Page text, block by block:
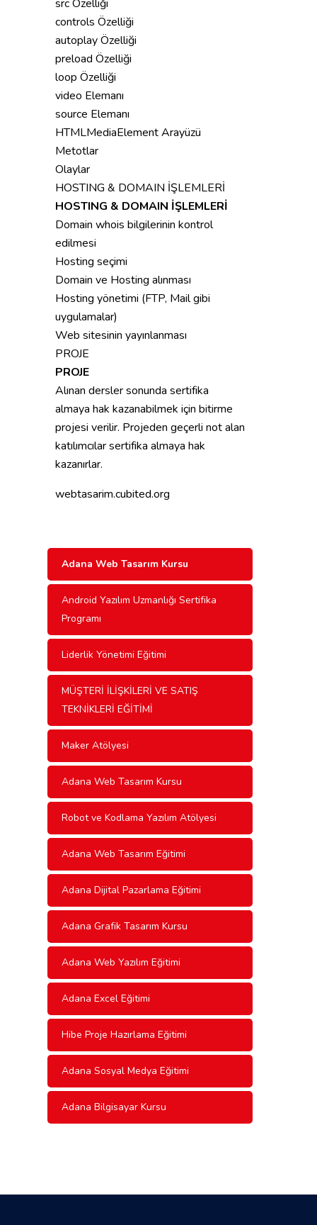
Adana Web Tasarım Kursu
Android Yazılım Uzmanlığı Sertifika
Programı
Liderlik Yönetimi Eğitimi
MÜŞTERİ İLİŞKİLERİ VE SATIŞ
TEKNİKLERİ EĞİTİMİ
Maker Atölyesi
Adana Web Tasarım Kursu
Robot ve Kodlama Yazılım Atölyesi
Adana Web Tasarım Eğitimi
Adana Dijital Pazarlama Eğitimi
Adana Grafik Tasarım Kursu
Adana Web Yazılım Eğitimi
Adana Excel Eğitimi
Hibe Proje Hazırlama Eğitimi
Adana Sosyal Medya Eğitimi
Adana Bilgisayar Kursu
src Özelliği
controls Özelliği
autoplay Özelliği
preload Özelliği
loop Özelliği
video Elemanı
source Elemanı
HTMLMediaElement Arayüzü
Metotlar
Olaylar
HOSTING & DOMAIN İŞLEMLERİ
HOSTING & DOMAIN İŞLEMLERİ
Domain whois bilgilerinin kontrol
edilmesi
Hosting seçimi
Domain ve Hosting alınması
Hosting yönetimi (FTP, Mail gibi
uygulamalar)
Web sitesinin yayınlanması
PROJE
PROJE
Alınan dersler sonunda sertifika
almaya hak kazanabilmek için bitirme
projesi verilir. Projeden geçerli not alan
katılımcılar sertifika almaya hak
kazanırlar.
webtasarim.cubited.org